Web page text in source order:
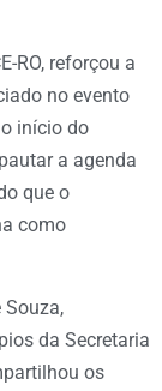
RO, reforçou a
no evento
início do
a agenda
que o
como
Souza,
da Secretaria
os